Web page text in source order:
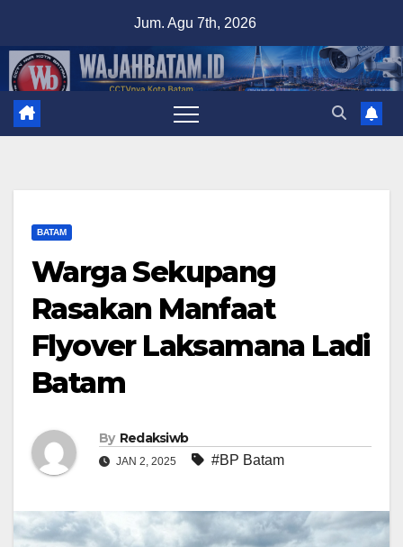
content
Jum. Agu 7th, 2026
BATAM
Warga Sekupang
Rasakan Manfaat
Flyover Laksamana Ladi
Batam
By Redaksiwb
JAN 2, 2025 #BP Batam